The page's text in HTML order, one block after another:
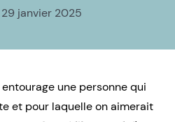
janvier 2025
une personne qui
et pour laquelle on aimerait